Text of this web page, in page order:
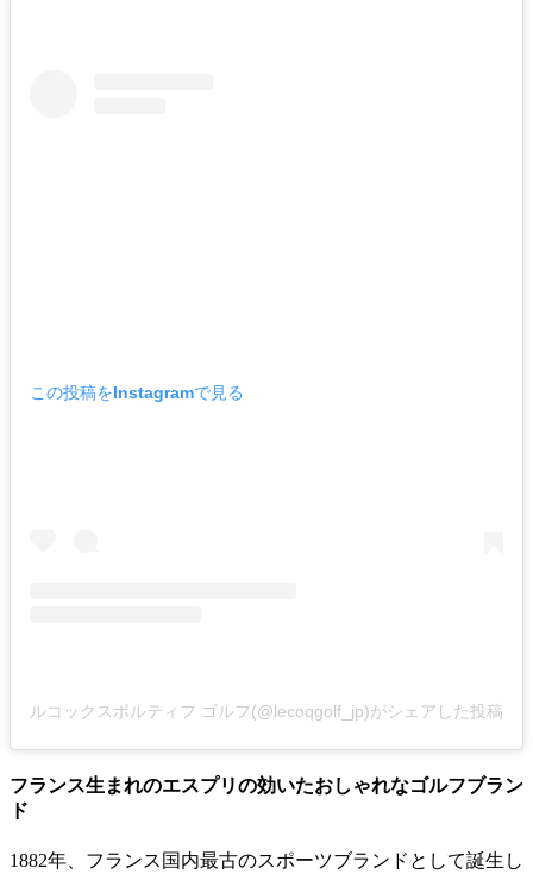
この投稿をInstagramで見る
ルコックスポルティフ ゴルフ(@lecoqgolf_jp)がシェアした投稿
フランス生まれのエスプリの効いたおしゃれなゴルフブラン
ド
1882年、フランス国内最古のスポーツブランドとして誕生し